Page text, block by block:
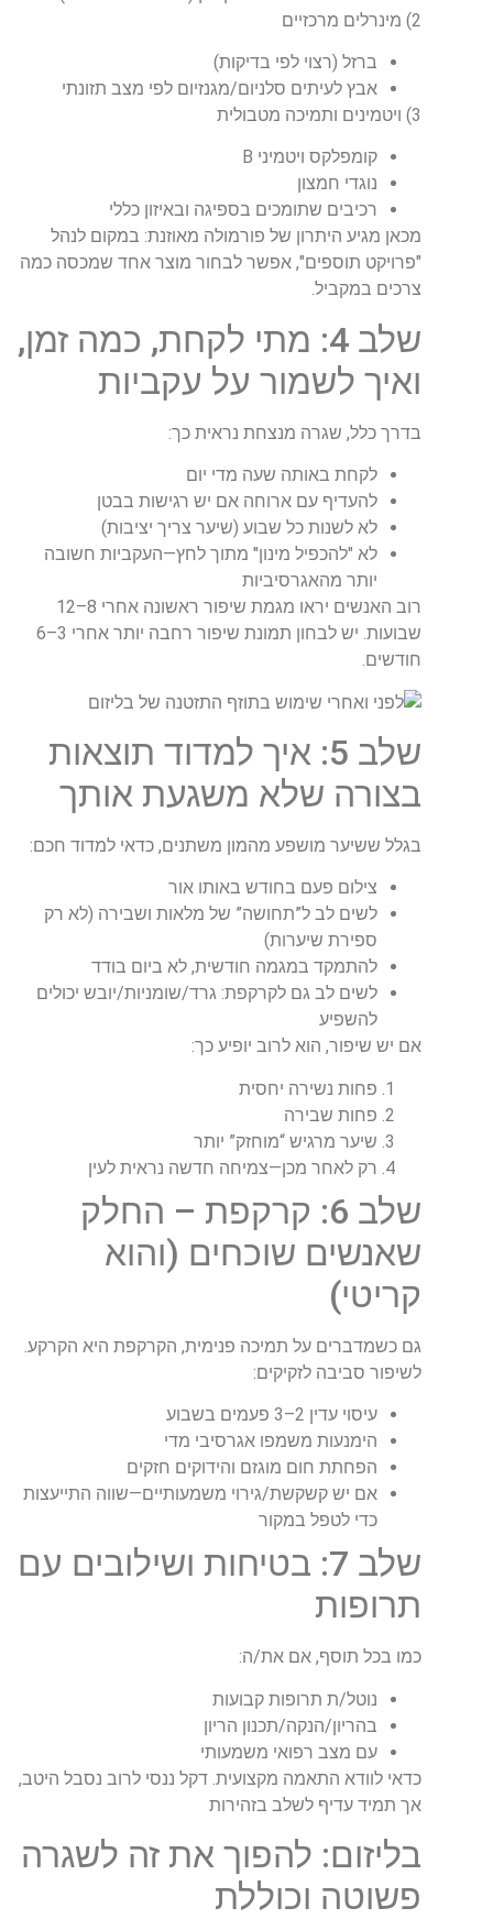
2) מינרלים מרכזיים
ברזל (רצוי לפי בדיקות)
אבץ לעיתים סלניום/מגנזיום לפי מצב תזונתי
3) ויטמינים ותמיכה מטבולית
קומפלקס ויטמיני B
נוגדי חמצון
רכיבים שתומכים בספיגה ובאיזון כללי
מכאן מגיע היתרון של פורמולה מאוזנת: במקום לנהל
"פרויקט תוספים", אפשר לבחור מוצר אחד שמכסה כמה
צרכים במקביל.
שלב 4: מתי לקחת, כמה זמן,
ואיך לשמור על עקביות
בדרך כלל, שגרה מנצחת נראית כך:
לקחת באותה שעה מדי יום
להעדיף עם ארוחה אם יש רגישות בבטן
לא לשנות כל שבוע (שיער צריך יציבות)
לא "להכפיל מינון" מתוך לחץ—העקביות חשובה
יותר מהאגרסיביות
רוב האנשים יראו מגמת שיפור ראשונה אחרי 8–12
שבועות. יש לבחון תמונת שיפור רחבה יותר אחרי 3–6
חודשים.
שלב 5: איך למדוד תוצאות
בצורה שלא משגעת אותך
בגלל ששיער מושפע מהמון משתנים, כדאי למדוד חכם:
צילום פעם בחודש באותו אור
לשים לב ל”תחושה” של מלאות ושבירה (לא רק
ספירת שיערות)
להתמקד במגמה חודשית, לא ביום בודד
לשים לב גם לקרקפת: גרד/שומניות/יובש יכולים
להשפיע
אם יש שיפור, הוא לרוב יופיע כך:
פחות נשירה יחסית
פחות שבירה
שיער מרגיש “מוחזק” יותר
רק לאחר מכן—צמיחה חדשה נראית לעין
שלב 6: קרקפת – החלק
שאנשים שוכחים (והוא
קריטי)
גם כשמדברים על תמיכה פנימית, הקרקפת היא הקרקע.
לשיפור סביבה לזקיקים:
עיסוי עדין 2–3 פעמים בשבוע
הימנעות משמפו אגרסיבי מדי
הפחתת חום מוגזם והידוקים חזקים
אם יש קשקשת/גירוי משמעותיים—שווה התייעצות
כדי לטפל במקור
שלב 7: בטיחות ושילובים עם
תרופות
כמו בכל תוסף, אם את/ה:
נוטל/ת תרופות קבועות
בהריון/הנקה/תכנון הריון
עם מצב רפואי משמעותי
כדאי לוודא התאמה מקצועית. דקל ננסי לרוב נסבל היטב,
אך תמיד עדיף לשלב בזהירות
בליזום: להפוך את זה לשגרה
פשוטה וכוללת